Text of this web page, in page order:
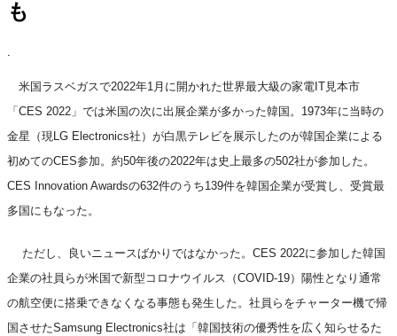
も
.
米国ラスベガスで2022年1月に開かれた世界最大級の家電IT見本市
「CES 2022」では米国の次に出展企業が多かった韓国。1973年に当時の
金星（現LG Electronics社）が白黒テレビを展示したのが韓国企業による
初めてのCES参加。約50年後の2022年は史上最多の502社が参加した。
CES Innovation Awardsの632件のうち139件を韓国企業が受賞し、受賞最
多国にもなった。
ただし、良いニュースばかりではなかった。CES 2022に参加した韓国
企業の社員らが米国で新型コロナウイルス（COVID-19）陽性となり通常
の航空便に搭乗できなくなる事態も発生した。社員らをチャーター機で帰
国させたSamsung Electronics社は「韓国技術の優秀性を広く知らせるた